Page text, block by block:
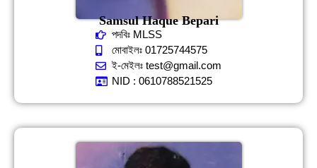
Samsul Haque Bepari
পদবিঃ MLSS
মোবাইলঃ 01725744575
ই-মেইলঃ test@gmail.com
NID : 0610788521525